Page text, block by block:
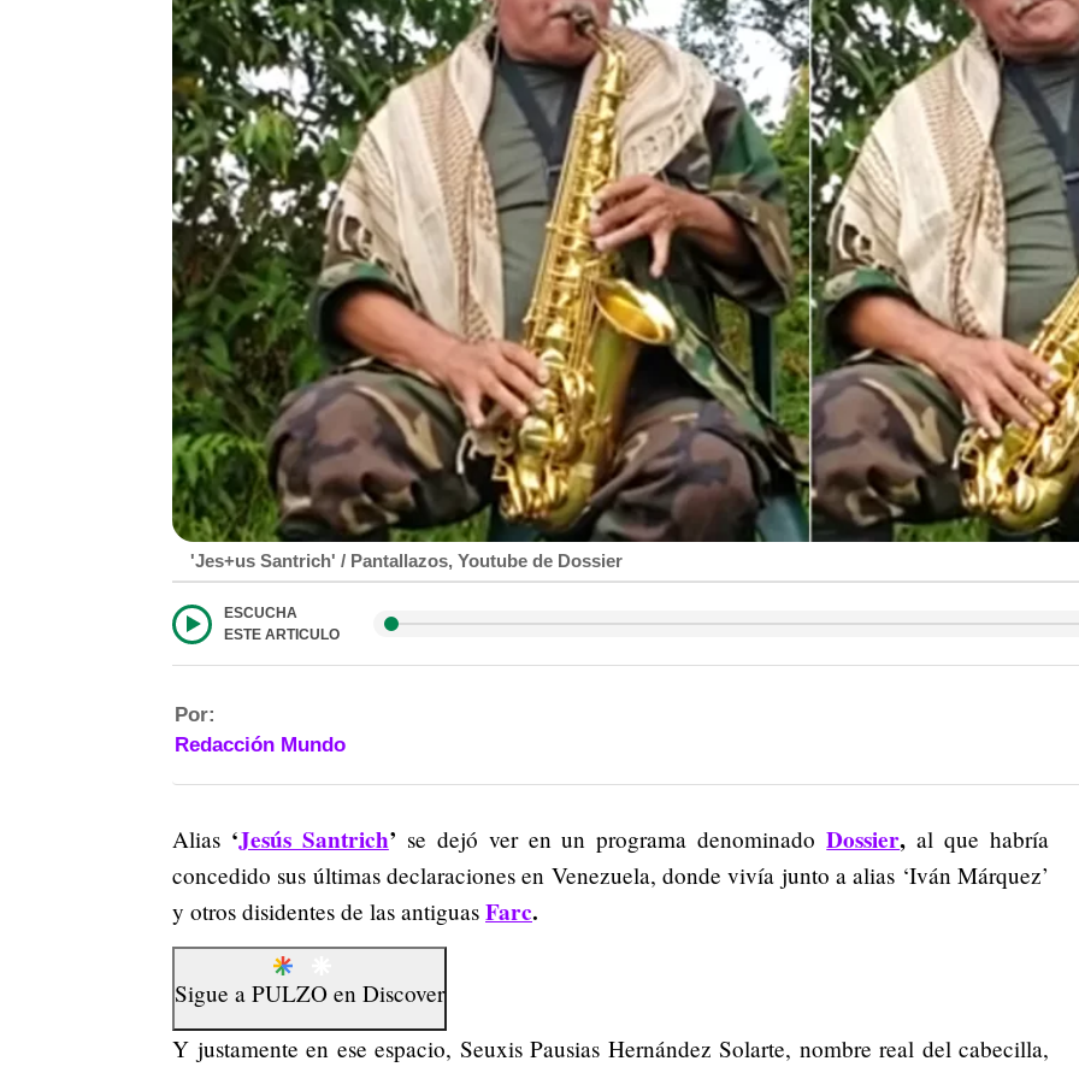
'Jes+us Santrich' / Pantallazos, Youtube de Dossier
ESCUCHA
ESTE ARTICULO
Por:
Redacción Mundo
Alias ‘Jesús Santrich’ se dejó ver en un programa denominadoDossier, al que habría
concedido sus últimas declaraciones en Venezuela, donde vivía junto a alias ‘Iván Márquez’
y otros disidentes de las antiguas Farc.
Sigue a PULZO en Discover
Y justamente en ese espacio, Seuxis Pausias Hernández Solarte, nombre real del cabecilla,